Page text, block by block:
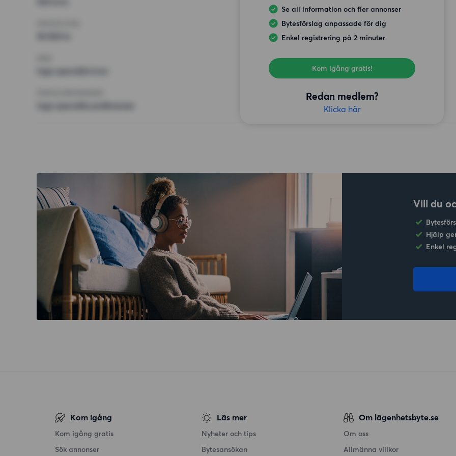
Se all information och fler annonser
Bytesförslag anpassade för dig
Enkel registrering på 2 minuter
Kom igång gratis!
Redan medlem?
Klicka här
Vill du
Hjälp
Enkel
Kom igång
Kom igång gratis
Sök annonser
Läs mer
Nyheter och tips
Bytesansökan
Om lägenhetsbyte.se
Om oss
Allmänna villkor